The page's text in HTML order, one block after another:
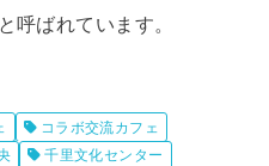
呼ばれています。
コラボ交流カフェ
千里文化センター